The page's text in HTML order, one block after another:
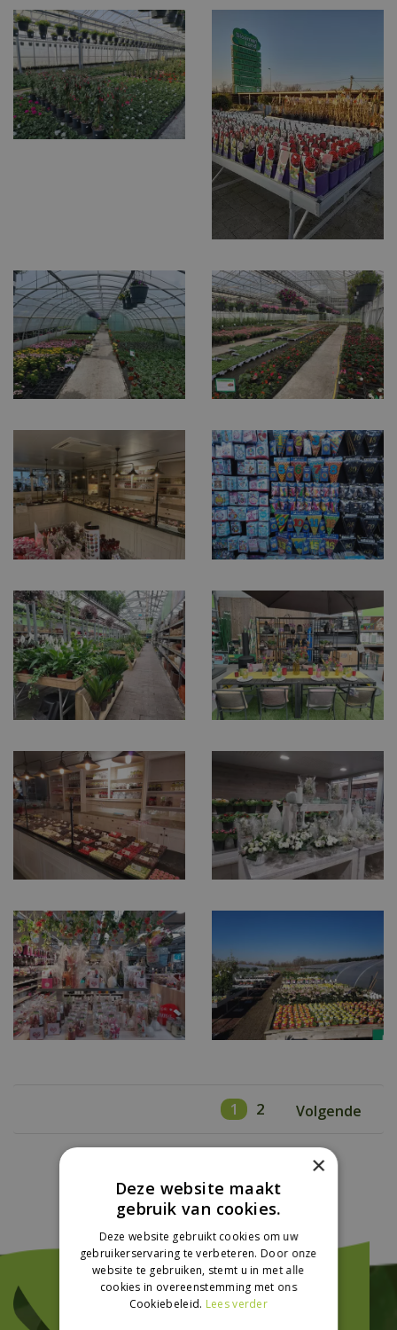
1 2 Volgende
×
Deze website maakt
gebruik van cookies.
Deze website gebruikt cookies om uw
gebruikerservaring te verbeteren. Door onze
website te gebruiken, stemt u in met alle
cookies in overeenstemming met ons
Cookiebeleid. Lees verder